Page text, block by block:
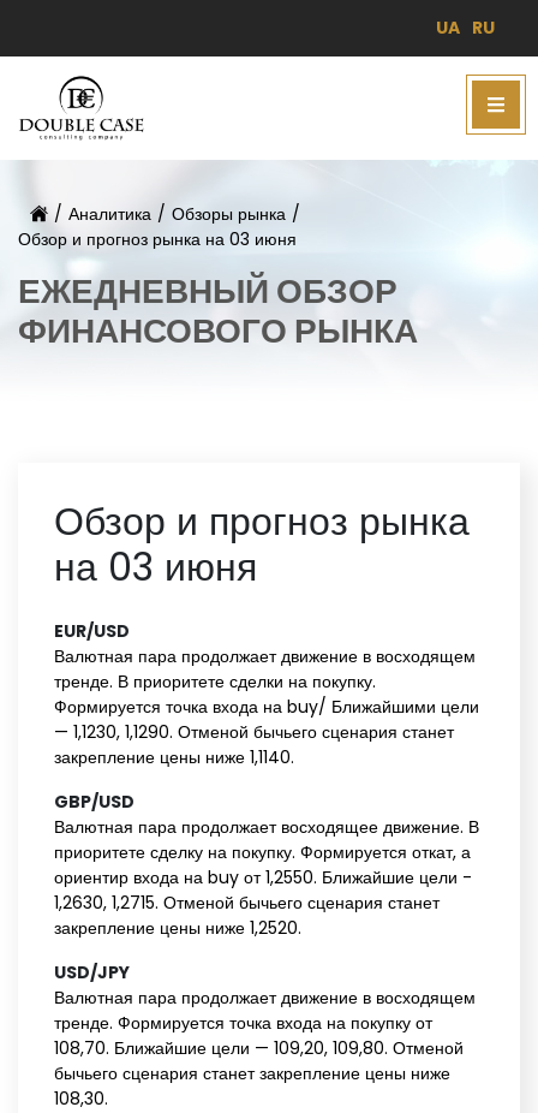
UA RU
/ Аналитика / Обзоры рынка /
Обзор и прогноз рынка на 03 июня
ЕЖЕДНЕВНЫЙ ОБЗОР
ФИНАНСОВОГО РЫНКА
Обзор и прогноз рынка
на 03 июня
EUR/USD‌ ‌
Валютная пара продолжает движение в восходящем
тренде. В приоритете сделки на покупку.
Формируется точка входа на buy/ Ближайшими цели
— 1,1230, 1,1290. Отменой бычьего сценария станет
закрепление цены ниже 1,1140.
GBP/USD‌ ‌
Валютная пара продолжает восходящее движение. В
приоритете сделку на покупку. Формируется откат, а
ориентир входа на buy от 1,2550. Ближайшие цели -
1,2630, 1,2715. Отменой бычьего сценария станет
закрепление цены ниже 1,2520.
USD/JPY‌ ‌
Валютная пара продолжает движение в восходящем
тренде. Формируется точка входа на покупку от
108,70. Ближайшие цели — 109,20, 109,80. Отменой
бычьего сценария станет закрепление цены ниже
108,30.